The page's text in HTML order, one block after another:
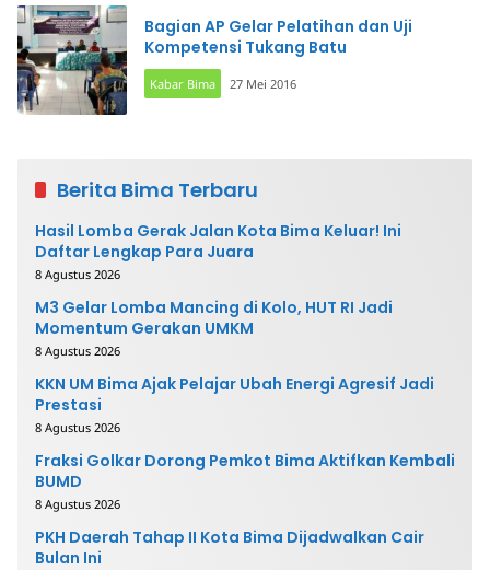
Bagian AP Gelar Pelatihan dan Uji
Kompetensi Tukang Batu
Kabar Bima 27 Mei 2016
Berita Bima Terbaru
Hasil Lomba Gerak Jalan Kota Bima Keluar! Ini
Daftar Lengkap Para Juara
8 Agustus 2026
M3 Gelar Lomba Mancing di Kolo, HUT RI Jadi
Momentum Gerakan UMKM
8 Agustus 2026
KKN UM Bima Ajak Pelajar Ubah Energi Agresif Jadi
Prestasi
8 Agustus 2026
Fraksi Golkar Dorong Pemkot Bima Aktifkan Kembali
BUMD
8 Agustus 2026
PKH Daerah Tahap II Kota Bima Dijadwalkan Cair
Bulan Ini